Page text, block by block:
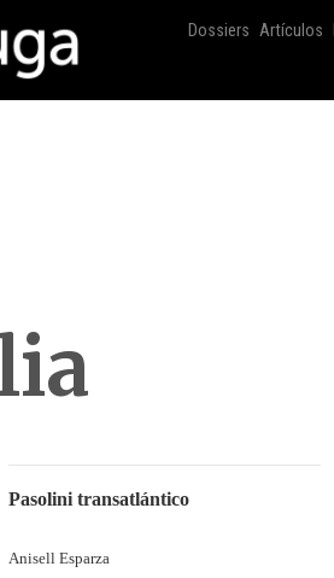
Dossiers Artículos
Pasolini transatlántico
Anisell Esparza